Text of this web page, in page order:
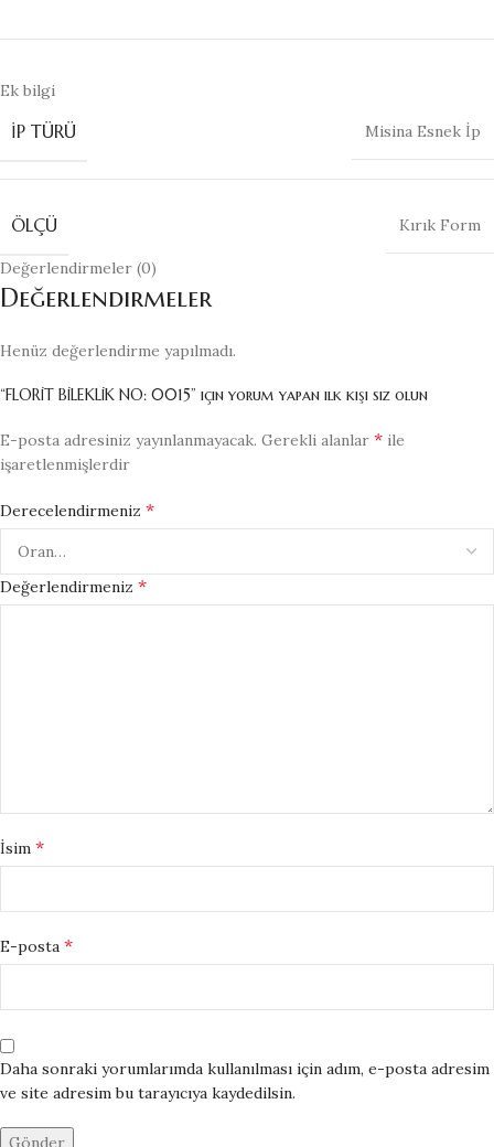
Ek bilgi
İP TÜRÜ Misina Esnek İp
ÖLÇÜ Kırık Form
Değerlendirmeler (0)
Değerlendirmeler
Henüz değerlendirme yapılmadı.
“FLORİT BİLEKLİK NO: 0015” için yorum yapan ilk kişi siz olun
E-posta adresiniz yayınlanmayacak. Gerekli alanlar * ile
işaretlenmişlerdir
Derecelendirmeniz *
Değerlendirmeniz *
İsim *
E-posta *
Daha sonraki yorumlarımda kullanılması için adım, e-posta adresim
ve site adresim bu tarayıcıya kaydedilsin.